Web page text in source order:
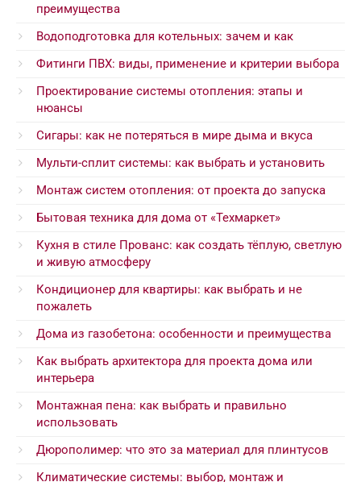
преимущества
Водоподготовка для котельных: зачем и как
Фитинги ПВХ: виды, применение и критерии выбора
Проектирование системы отопления: этапы и
нюансы
Сигары: как не потеряться в мире дыма и вкуса
Мульти-сплит системы: как выбрать и установить
Монтаж систем отопления: от проекта до запуска
Бытовая техника для дома от «Техмаркет»
Кухня в стиле Прованс: как создать тёплую, светлую
и живую атмосферу
Кондиционер для квартиры: как выбрать и не
пожалеть
Дома из газобетона: особенности и преимущества
Как выбрать архитектора для проекта дома или
интерьера
Монтажная пена: как выбрать и правильно
использовать
Дюрополимер: что это за материал для плинтусов
Климатические системы: выбор, монтаж и